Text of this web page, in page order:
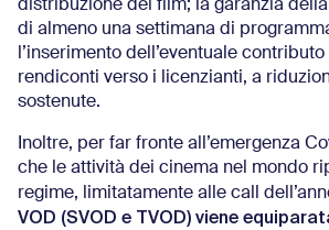
distribuzione del film; la garanzia
di almeno una settimana di
l’inserimento dell’eventuale
rendiconti verso i licenzianti, a
sostenute.
Inoltre, per far fronte all’emergenza
che le attività dei cinema nel mondo
regime, limitatamente alle call
VOD (SVOD e TVOD) viene